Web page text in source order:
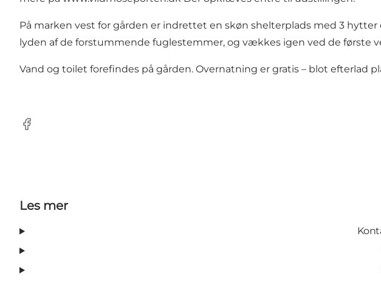
På marken vest for gården er indrettet en skøn shelterplads med 3
lyden af de forstummende fuglestemmer, og vækkes igen ved de første
Vand og toilet forefindes på gården. Overnatning er gratis – blot
Facebook
Les mer